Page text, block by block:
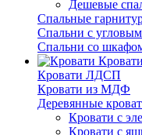
Дешевые
Спальные
Спальни с
Спальни со
Кровати
Кровати ЛДСП
Кровати из МДФ
Деревянные
Кровати с
Кровати с